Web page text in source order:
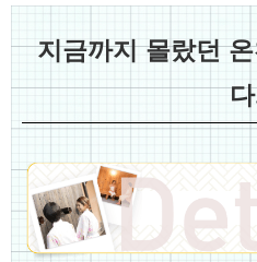
지금까지 몰랐던